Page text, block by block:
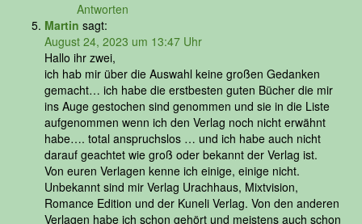
Antworten
Martin sagt:
August 24, 2023 um 13:47 Uhr
Hallo ihr zwei,
ich hab mir über die Auswahl keine großen Gedanken
gemacht… ich habe die erstbesten guten Bücher die mir
ins Auge gestochen sind genommen und sie in die Liste
aufgenommen wenn ich den Verlag noch nicht erwähnt
habe…. total anspruchslos … und ich habe auch nicht
darauf geachtet wie groß oder bekannt der Verlag ist.
Von euren Verlagen kenne ich einige, einige nicht.
Unbekannt sind mir Verlag Urachhaus, Mixtvision,
Romance Edition und der Kuneli Verlag. Von den anderen
Verlagen habe ich schon gehört und meistens auch schon